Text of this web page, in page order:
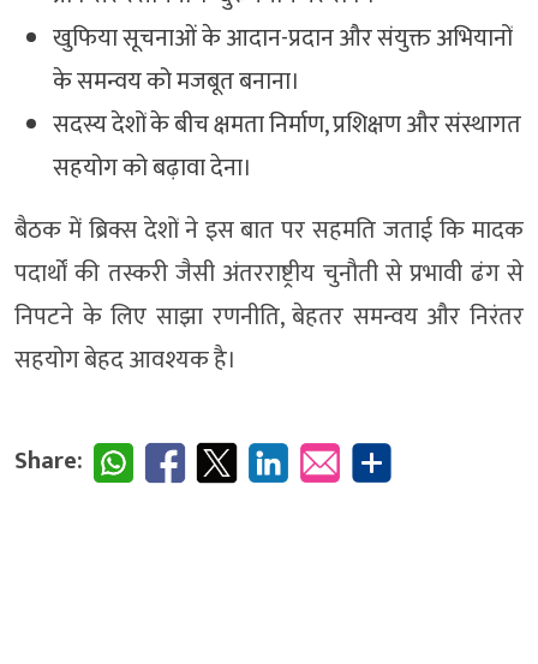
खुफिया सूचनाओं के आदान-प्रदान और संयुक्त अभियानों
के समन्वय को मजबूत बनाना।
सदस्य देशों के बीच क्षमता निर्माण, प्रशिक्षण और संस्थागत
सहयोग को बढ़ावा देना।
बैठक में ब्रिक्स देशों ने इस बात पर सहमति जताई कि मादक
पदार्थों की तस्करी जैसी अंतरराष्ट्रीय चुनौती से प्रभावी ढंग से
निपटने के लिए साझा रणनीति, बेहतर समन्वय और निरंतर
सहयोग बेहद आवश्यक है।
Share: